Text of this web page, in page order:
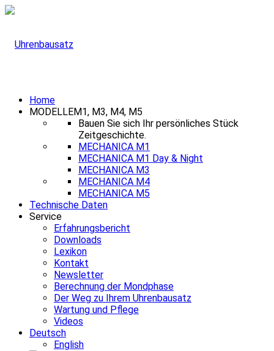
Home
MODELLEM1, M3, M4, M5
Bauen Sie sich Ihr persönliches Stück
Zeitgeschichte.
MECHANICA M1
MECHANICA M1 Day & Night
MECHANICA M3
MECHANICA M4
MECHANICA M5
Technische Daten
Service
Erfahrungsbericht
Downloads
Lexikon
Kontakt
Newsletter
Berechnung der Mondphase
Der Weg zu Ihrem Uhrenbausatz
Wartung und Pflege
Videos
Deutsch
English